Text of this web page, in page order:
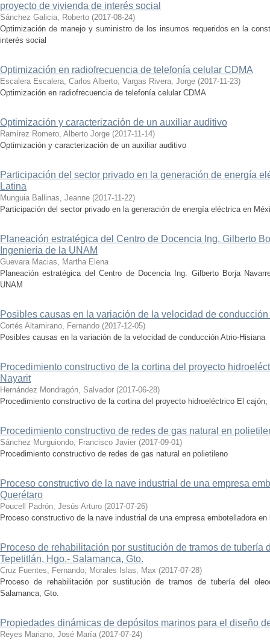
proyecto de vivienda de interés social
Sánchez Galicia, Roberto (2017-08-24)
Optimización de manejo y suministro de los insumos requeridos en la
interés social
Optimización en radiofrecuencia de telefonía celular CDMA
Escalera Escalera, Carlos Alberto; Vargas Rivera, Jorge (2017-11-23)
Optimización en radiofrecuencia de telefonía celular CDMA
Optimización y caracterización de un auxiliar auditivo
Ramírez Romero, Alberto Jorge (2017-11-14)
Optimización y caracterización de un auxiliar auditivo
Participación del sector privado en la generación de energía
Latina
Munguia Ballinas, Jeanne (2017-11-22)
Participación del sector privado en la generación de energía eléctrica en
Planeación estratégica del Centro de Docencia Ing. Gilberto
Ingeniería de la UNAM
Guevara Macias, Martha Elena
Planeación estratégica del Centro de Docencia Ing. Gilberto Borja
UNAM
Posibles causas en la variación de la velocidad de
Cortés Altamirano, Fernando (2017-12-05)
Posibles causas en la variación de la velocidad de conducción Atrio-Hisiana
Procedimiento constructivo de la cortina del proyecto
Nayarit
Hernández Mondragón, Salvador (2017-06-28)
Procedimiento constructivo de la cortina del proyecto hidroeléctrico El
Procedimiento constructivo de redes de gas natural en
Sánchez Murguiondo, Francisco Javier (2017-09-01)
Procedimiento constructivo de redes de gas natural en polietileno
Proceso constructivo de la nave industrial de una empresa
Querétaro
Poucell Padrón, Jesús Arturo (2017-07-26)
Proceso constructivo de la nave industrial de una empresa embotelladora en
Proceso de rehabilitación por sustitución de tramos de tubería
Tepetitlán, Hgo.- Salamanca, Gto.
Cruz Fuentes, Fernando; Morales Islas, Max (2017-07-28)
Proceso de rehabilitación por sustitución de tramos de tubería del
Salamanca, Gto.
Propiedades dinámicas de depósitos marinos para el diseño
Reyes Mariano, José María (2017-07-24)